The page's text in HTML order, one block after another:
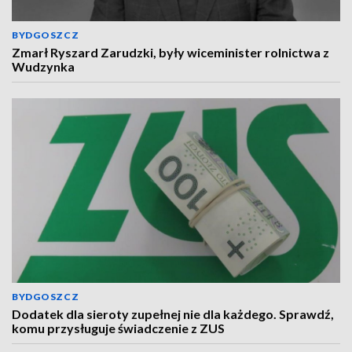
BYDGOSZCZ
Zmarł Ryszard Zarudzki, były wiceminister rolnictwa z
Wudzynka
BYDGOSZCZ
Dodatek dla sieroty zupełnej nie dla każdego. Sprawdź,
komu przysługuje świadczenie z ZUS